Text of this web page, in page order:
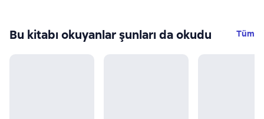
Bu kitabı okuyanlar şunları da okudu Tüm